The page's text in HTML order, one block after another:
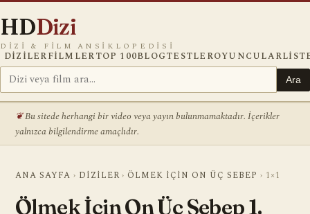
HDDizi
DIZI & FILM ANSIKLOPEDISI
DIZILERFILMLERTOP 100BLOGTESTLEROYUNCULAR
Ara
Bu sitede herhangi bir video veya yayın bulunmamaktadır. İçerikler
yalnızca bilgilendirme amaçlıdır.
ANA SAYFA › DIZILER › ÖLMEK İÇIN ON ÜÇ SEBEP › 1×1
Ölmek İçin On Üç Sebep 1.